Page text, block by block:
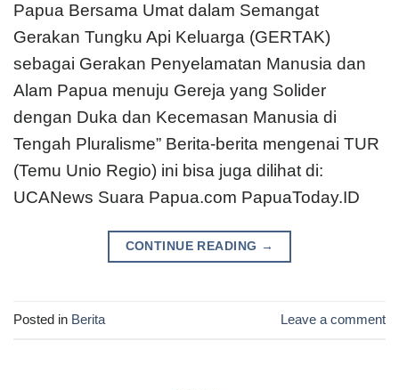
Papua Bersama Umat dalam Semangat
Gerakan Tungku Api Keluarga (GERTAK)
sebagai Gerakan Penyelamatan Manusia dan
Alam Papua menuju Gereja yang Solider
dengan Duka dan Kecemasan Manusia di
Tengah Pluralisme” Berita-berita mengenai TUR
(Temu Unio Regio) ini bisa juga dilihat di:
UCANews Suara Papua.com PapuaToday.ID
CONTINUE READING →
Posted in Berita Leave a comment